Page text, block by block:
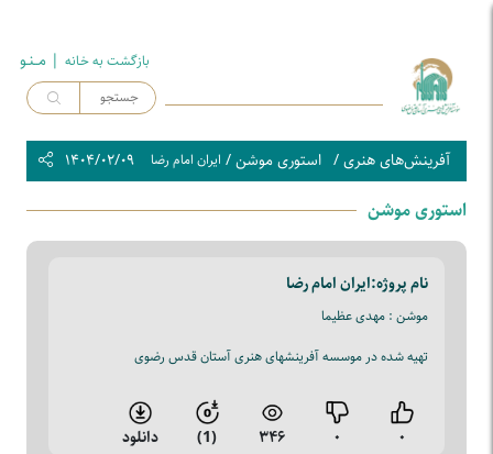
بازگشت به خـانه | مــنـو
آفرینش‌های هنری/ استوری موشن/ ایران امام رضا ۱۴۰۴/۰۲/۰۹
استوری موشن
نام پروژه:ایران امام رضا
موشن : مهدی عظیما
تهیه شده در موسسه آفرینشهای هنری آستان قدس رضوی
۰ ۰ ۳۴۶ (1) دانلود